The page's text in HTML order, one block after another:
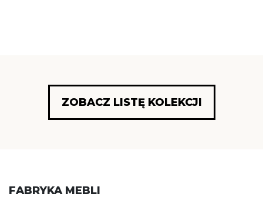
ZOBACZ LISTĘ KOLEKCJI
FABRYKA MEBLI